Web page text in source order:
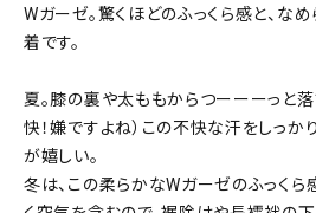
Wガーゼ。驚くほどのふっくら感と、な
着です。
夏。膝の裏や太ももからつーーーっと落
快！嫌ですよね）この不快な汗をしっか
が嬉しい。
冬は、この柔らかなWガーゼのふっくら